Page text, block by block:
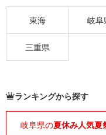
東海 岐阜
三重県
ランキングから探す
岐阜県の夏休み人気夏